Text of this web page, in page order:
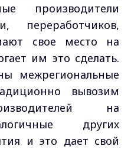
производители
переработчиков,
свое место на
им это сделать.
межрегиональные
вывозим
на
других
и это дает свой